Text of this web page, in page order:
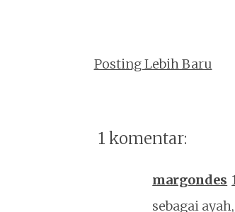
Posting Lebih Baru
1 komentar:
margondes
sebagai